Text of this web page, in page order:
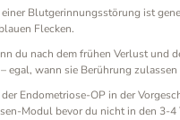
einer Blutgerinnungsstörung ist
Flecken.
du nach dem frühen Verlust und
egal, wann sie Berührung
Endometriose-OP in der
Modul bevor du nicht in den 3-4